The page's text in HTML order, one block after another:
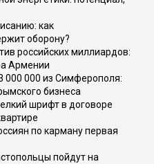
как
оборону?
российских миллиардов:
Армении
000 000 из Симферополя:
бизнеса
шрифт в договоре
по карману первая
пойдут на